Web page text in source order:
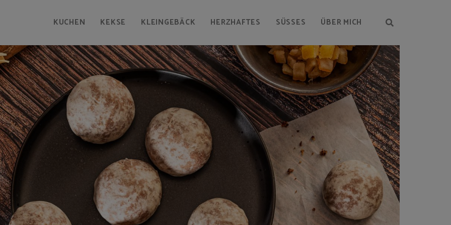
KUCHEN KEKSE KLEINGEBÄCK HERZHAFTES SÜSSES ÜBER MICH